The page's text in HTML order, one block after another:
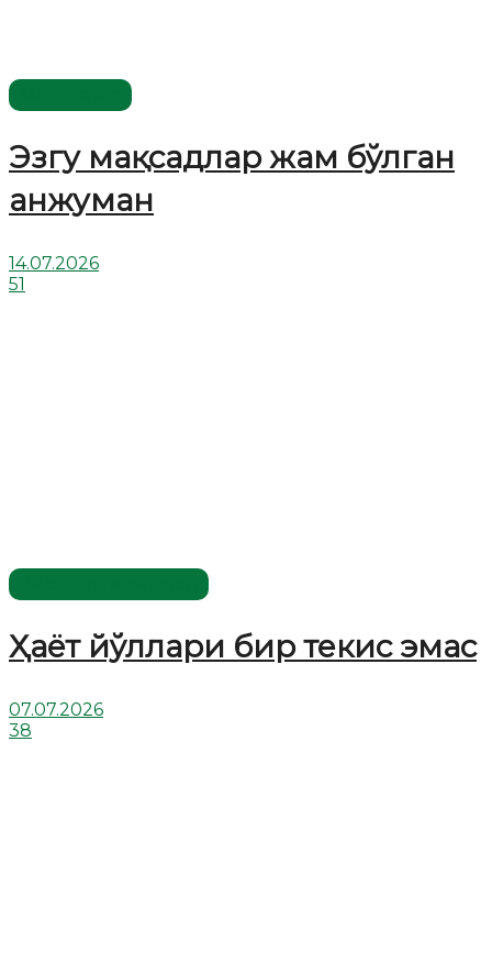
Эзгу мақсадлар жам бўлган
анжуман
14.07.2026
51
Ҳаёт йўллари бир текис эмас
07.07.2026
38